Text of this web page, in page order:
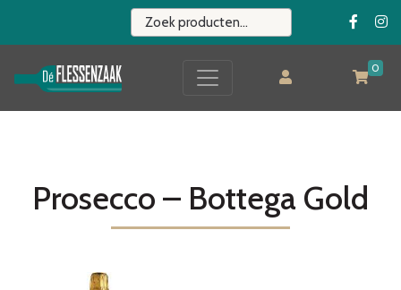
0
Prosecco – Bottega Gold